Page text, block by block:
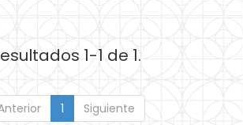
1-1 de 1.
1 Siguiente